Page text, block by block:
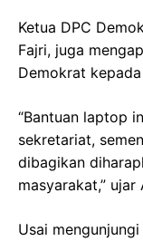
Ketua DPC
Fajri, juga
Demokrat
“Bantuan laptop
sekretariat,
dibagikan
masyarakat,” ujar
Usai